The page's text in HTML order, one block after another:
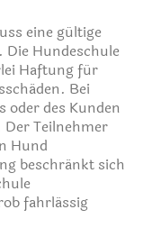
eine gültige
Hundeschule
Haftung für
Bei
oder des Kunden
Teilnehmer
Hund
beschränkt sich
fahrlässig